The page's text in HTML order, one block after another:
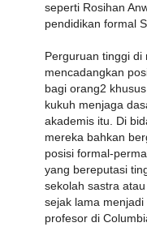
seperti Rosihan
pendidikan formal
Perguruan tinggi di
mencadangkan
bagi orang2
kukuh menjaga
akademis itu. Di
mereka bahkan
posisi formal-
yang bereputasi
sekolah sastra
sejak lama
profesor di